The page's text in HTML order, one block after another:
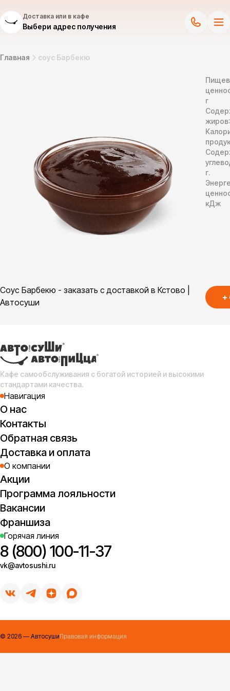
Доставка или в кафе
Выбери адрес получения
Главная соус Барбекю
Соус Барбекю - заказать с доставкой в Кстово |
Автосуши
г
г.
кДж
+
Кафе самообслуживания с богатой историей и высокими
стандартами качества.
Навигация
О нас
Контакты
Обратная связь
Доставка и оплата
О компании
Акции
Программа лояльности
Вакансии
Франшиза
Горячая линия
8 (800) 100-11-37
vk@avtosushi.ru
© 2026 — АвтосушиПравовая информация